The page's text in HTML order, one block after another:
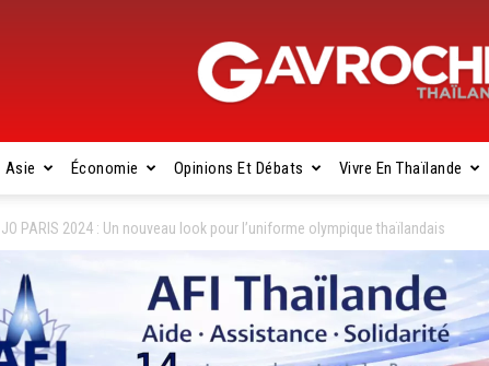
Gavroche
Thaïlande
Asie Économie Opinions Et Débats Vivre En Thaïlande
PARIS 2024 : Un nouveau look pour l’uniforme olympique thaïlandais